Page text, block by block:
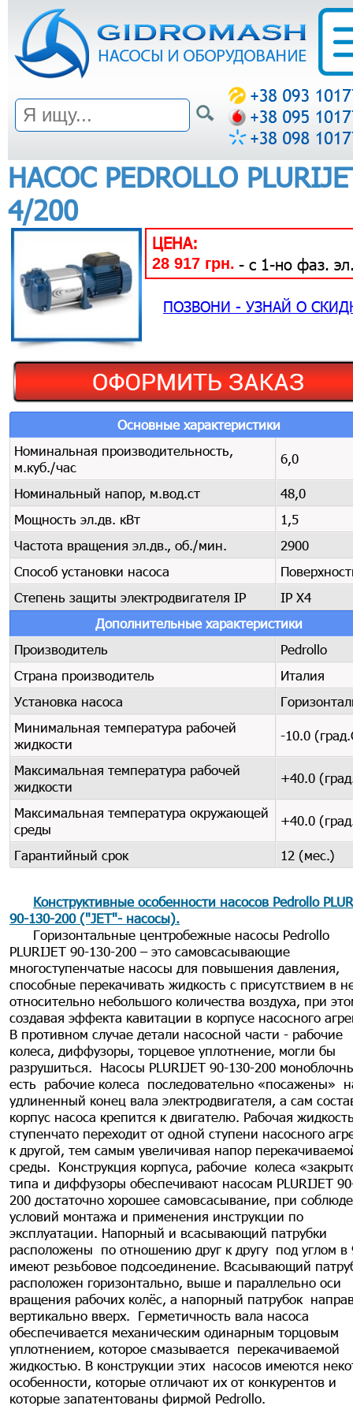
НАСОС PEDROLLO
4/200
ЦЕНА:
28 917 грн. - с 1-но фаз.
ПОЗВОНИ - УЗНАЙ О
Основные характеристики
Номинальная производительность,
м.куб./час
6,0
Номинальный напор, м.вод.ст
48,0
Мощность эл.дв. кВт
1,5
Частота вращения эл.дв., об./мин.
2900
Способ установки насоса
Степень защиты электродвигателя IP
IP X4
Дополнительные характеристики
Производитель
Pedrollo
Страна производитель
Италия
Установка насоса
Минимальная температура рабочей
жидкости
-10.0
Максимальная температура рабочей
жидкости
+40.0
Максимальная температура окружающей
среды
+40.0
Гарантийный срок 12 (мес.)
Конструктивные особенности насосов Pedrollo
90-130-200 ("JET"- насосы).
Горизонтальные центробежные насосы Pedrollo
PLURIJET 90-130-200 – это самовсасывающие
многоступенчатые насосы для повышения давления,
способные перекачивать жидкость с присутствием в
относительно небольшого количества воздуха, при
создавая эффекта кавитации в корпусе насосного
В противном случае детали насосной части - рабочие
колеса, диффузоры, торцевое уплотнение, могли бы
разрушиться. Насосы PLURIJET 90-130-200
есть рабочие колеса последовательно «посажены»
удлиненный конец вала электродвигателя, а сам
корпус насоса крепится к двигателю. Рабочая
ступенчато переходит от одной ступени насосного
к другой, тем самым увеличивая напор
среды. Конструкция корпуса, рабочие колеса
типа и диффузоры обеспечивают насосам PLURIJET
200 достаточно хорошее самовсасывание, при
условий монтажа и применения инструкции по
эксплуатации. Напорный и всасывающий патрубки
расположены по отношению друг к другу под углом
имеют резьбовое подсоединение. Всасывающий
расположен горизонтально, выше и параллельно оси
вращения рабочих колёс, а напорный патрубок
вертикально вверх. Герметичность вала насоса
обеспечивается механическим одинарным торцовым
уплотнением, которое смазывается перекачиваемой
жидкостью. В конструкции этих насосов имеются
особенности, которые отличают их от конкурентов и
которые запатентованы фирмой Pedrollo.